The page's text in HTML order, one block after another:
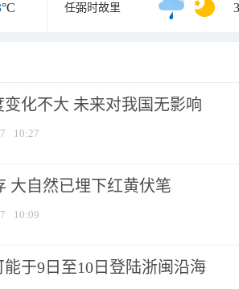
°C 任弼时故里
变化不大 未来对我国无影响
10:27
大自然已埋下红黄伏笔
10:09
能于9日至10日登陆浙闽沿海